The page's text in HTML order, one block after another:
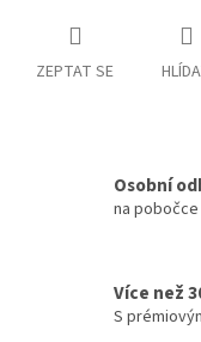
ZEPTAT SE
Osobní
na pobočce
Více než
S